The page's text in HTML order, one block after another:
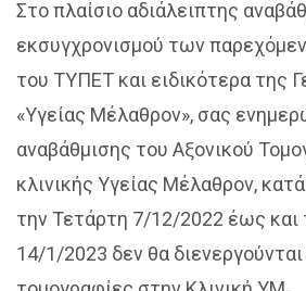
Στο πλαίσιο αδιάλειπτης
εκσυγχρονισμού των
του ΤΥΠΕΤ και ειδικότερα της
«Υγείας Μέλαθρον», σας
αναβάθμισης του Αξονικού
κλινικής Υγείας Μέλαθρον,
την Τετάρτη 7/12/2022 έως και
14/1/2023 δεν θα διενεργούνται